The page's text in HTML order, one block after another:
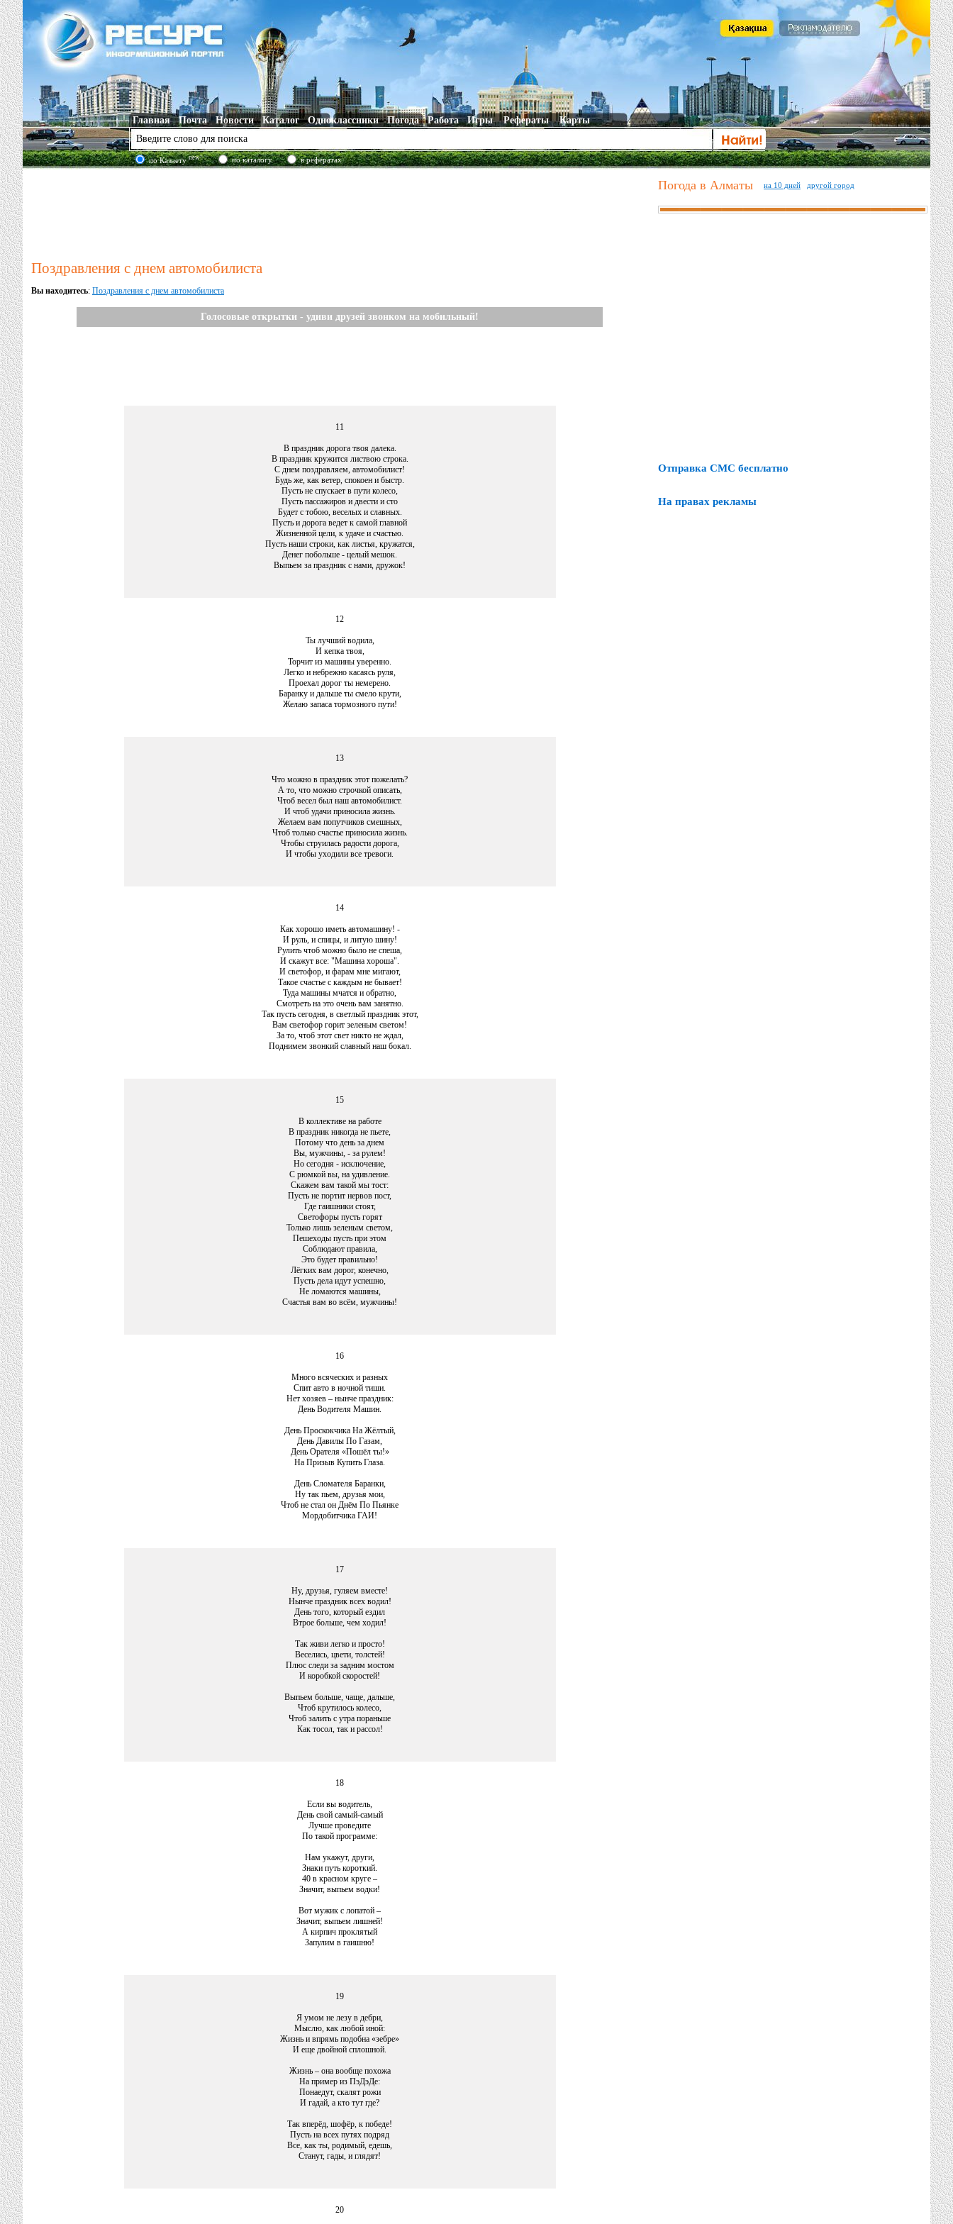
Главная Почта Новости Каталог Одноклассники Погода Работа Игры Рефераты Карты
по Казнетуnew! по каталогу в рефератах
Поздравления с днем автомобилиста
Вы находитесь: Поздравления с днем автомобилиста
Голосовые открытки - удиви друзей звонком на мобильный!
11
В праздник дорога твоя далека.
В праздник кружится листвою строка.
С днем поздравляем, автомобилист!
Будь же, как ветер, спокоен и быстр.
Пусть не спускает в пути колесо,
Пусть пассажиров и двести и сто
Будет с тобою, веселых и славных.
Пусть и дорога ведет к самой главной
Жизненной цели, к удаче и счастью.
Пусть наши строки, как листья, кружатся,
Денег побольше - целый мешок.
Выпьем за праздник с нами, дружок!
12
Ты лучший водила,
И кепка твоя,
Торчит из машины уверенно.
Легко и небрежно касаясь руля,
Проехал дорог ты немерено.
Баранку и дальше ты смело крути,
Желаю запаса тормозного пути!
13
Что можно в праздник этот пожелать?
А то, что можно строчкой описать,
Чтоб весел был наш автомобилист.
И чтоб удачи приносила жизнь.
Желаем вам попутчиков смешных,
Чтоб только счастье приносила жизнь.
Чтобы струилась радости дорога,
И чтобы уходили все тревоги.
14
Как хорошо иметь автомашину! -
И руль, и спицы, и литую шину!
Рулить чтоб можно было не спеша,
И скажут все: "Машина хороша".
И светофор, и фарам мне мигают,
Такое счастье с каждым не бывает!
Туда машины мчатся и обратно,
Смотреть на это очень вам занятно.
Так пусть сегодня, в светлый праздник этот,
Вам светофор горит зеленым светом!
За то, чтоб этот свет никто не ждал,
Поднимем звонкий славный наш бокал.
15
В коллективе на работе
В праздник никогда не пьете,
Потому что день за днем
Вы, мужчины, - за рулем!
Но сегодня - исключение,
С рюмкой вы, на удивление.
Скажем вам такой мы тост:
Пусть не портит нервов пост,
Где гаишники стоят,
Светофоры пусть горят
Только лишь зеленым светом,
Пешеходы пусть при этом
Соблюдают правила,
Это будет правильно!
Лёгких вам дорог, конечно,
Пусть дела идут успешно,
Не ломаются машины,
Счастья вам во всём, мужчины!
16
Много всяческих и разных
Спит авто в ночной тиши.
Нет хозяев – нынче праздник:
День Водителя Машин.
День Проскокчика На Жёлтый,
День Давилы По Газам,
День Орателя «Пошёл ты!»
На Призыв Купить Глаза.
День Сломателя Баранки,
Ну так пьем, друзья мои,
Чтоб не стал он Днём По Пьянке
Мордобитчика ГАИ!
17
Ну, друзья, гуляем вместе!
Нынче праздник всех водил!
День того, который ездил
Втрое больше, чем ходил!
Так живи легко и просто!
Веселись, цвети, толстей!
Плюс следи за задним мостом
И коробкой скоростей!
Выпьем больше, чаще, дальше,
Чтоб крутилось колесо,
Чтоб залить с утра пораньше
Как тосол, так и рассол!
18
Если вы водитель,
День свой самый-самый
Лучше проведите
По такой программе:
Нам укажут, други,
Знаки путь короткий.
40 в красном круге –
Значит, выпьем водки!
Вот мужик с лопатой –
Значит, выпьем лишней!
А кирпич проклятый
Запулим в гаишню!
19
Я умом не лезу в дебри,
Мыслю, как любой иной:
Жизнь и впрямь подобна «зебре»
И еще двойной сплошной.
Жизнь – она вообще похожа
На пример из ПэДэДе:
Понаедут, скалят рожи
И гадай, а кто тут где?
Так вперёд, шофёр, к победе!
Пусть на всех путях подряд
Все, как ты, родимый, едешь,
Станут, гады, и глядят!
20
Погода в Алматы на 10 дней другой город
Отправка СМС бесплатно
На правах рекламы